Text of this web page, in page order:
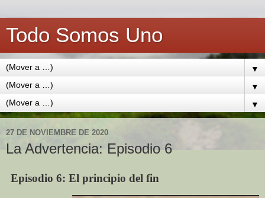
Todo Somos Uno
▼
▼
▼
27 DE NOVIEMBRE DE 2020
La Advertencia: Episodio 6
Episodio 6: El principio del fin